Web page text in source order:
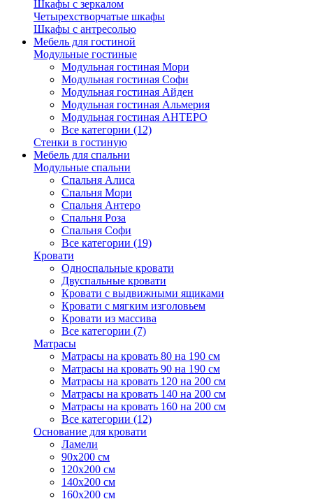
Шкафы с зеркалом
Четырехстворчатые шкафы
Шкафы с антресолью
Мебель для гостиной
Модульные гостиные
Модульная гостиная Мори
Модульная гостиная Софи
Модульная гостиная Айден
Модульная гостиная Альмерия
Модульная гостиная АНТЕРО
Все категории (12)
Стенки в гостиную
Мебель для спальни
Модульные спальни
Спальня Алиса
Спальня Мори
Спальня Антеро
Спальня Роза
Спальня Софи
Все категории (19)
Кровати
Односпальные кровати
Двуспальные кровати
Кровати с выдвижными ящиками
Кровати с мягким изголовьем
Кровати из массива
Все категории (7)
Матрасы
Матрасы на кровать 80 на 190 см
Матрасы на кровать 90 на 190 см
Матрасы на кровать 120 на 200 см
Матрасы на кровать 140 на 200 см
Матрасы на кровать 160 на 200 см
Все категории (12)
Основание для кровати
Ламели
90х200 см
120х200 см
140х200 см
160х200 см